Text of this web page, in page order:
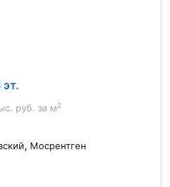
эт.
руб. за м2
, Мосрентген